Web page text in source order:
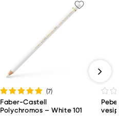
(7)
Faber-Castell
Polychromos – White 101